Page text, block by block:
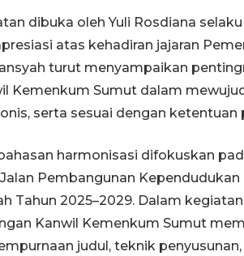
dibuka oleh Yuli Rosdiana
atas kehadiran jajaran
turut menyampaikan
Kemenkum Sumut dalam
serta sesuai dengan
harmonisasi difokuskan
Pembangunan
Tahun 2025–2029. Dalam
Kanwil Kemenkum Sumut
judul, teknik